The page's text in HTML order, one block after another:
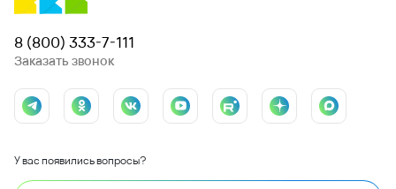
8 (800) 333-7-111
Заказать звонок
У вас появились вопросы?